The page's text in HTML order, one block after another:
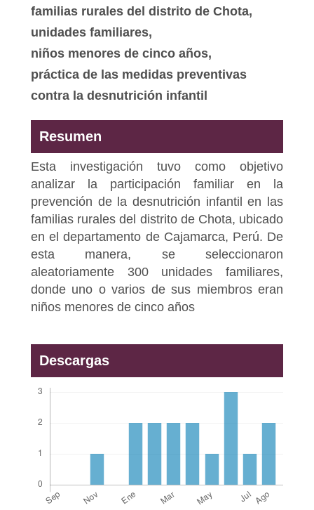
familias rurales del distrito de Chota,
unidades familiares,
niños menores de cinco años,
práctica de las medidas preventivas
contra la desnutrición infantil
Resumen
Esta investigación tuvo como objetivo
analizar la participación familiar en la
prevención de la desnutrición infantil en las
familias rurales del distrito de Chota, ubicado
en el departamento de Cajamarca, Perú. De
esta manera, se seleccionaron
aleatoriamente 300 unidades familiares,
donde uno o varios de sus miembros eran
niños menores de cinco años
Descargas